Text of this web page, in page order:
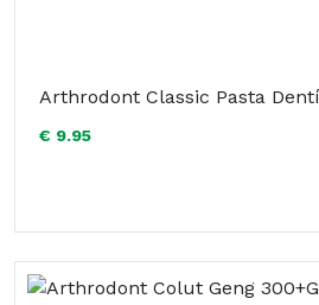
Arthrodont Classic Pasta
€ 9.95